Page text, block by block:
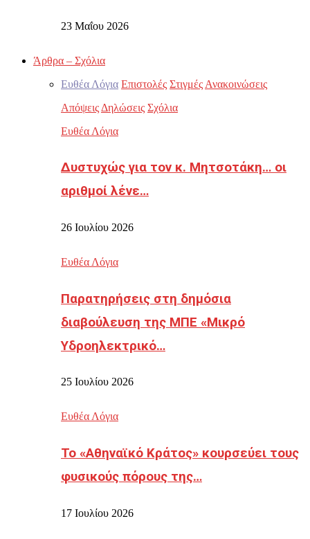
23 Μαΐου 2026
Άρθρα – Σχόλια
Ευθέα Λόγια Επιστολές Στιγμές Ανακοινώσεις
Απόψεις Δηλώσεις Σχόλια
Ευθέα Λόγια
Δυστυχώς για τον κ. Μητσοτάκη… οι
αριθμοί λένε…
26 Ιουλίου 2026
Ευθέα Λόγια
Παρατηρήσεις στη δημόσια
διαβούλευση της ΜΠΕ «Μικρό
Υδροηλεκτρικό…
25 Ιουλίου 2026
Ευθέα Λόγια
Το «Αθηναϊκό Κράτος» κουρσεύει τους
φυσικούς πόρους της…
17 Ιουλίου 2026